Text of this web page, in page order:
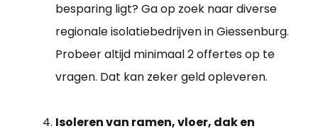
besparing ligt? Ga op zoek naar diverse
regionale isolatiebedrijven in Giessenburg.
Probeer altijd minimaal 2 offertes op te
vragen. Dat kan zeker geld opleveren.
Isoleren van ramen, vloer, dak en